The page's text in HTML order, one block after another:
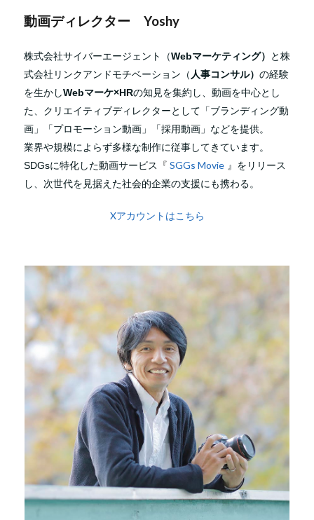
動画ディレクター Yoshy
株式会社サイバーエージェント（Webマーケティング） と株
式会社リンクアンドモチベーション（ 人事コンサル） の経験
を生かしWebマーケ×HRの知見を集約し、動画を中心とし
た、 クリエイティブディレクターとして「ブランディング動
画」「プロモーション動画」「採用動画」 などを提供。
業界や規模によらず多様な制作に従事してきています。
SDGsに特化した動画サービス
『 SGGs Movie 』をリリース
し、次世代を見据えた社会的企業の支援にも携わる。
Xアカウントはこちら